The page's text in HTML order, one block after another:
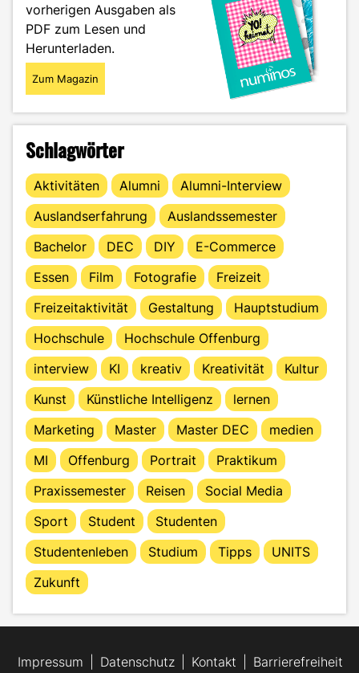
vorherigen Ausgaben als
PDF zum Lesen und
Herunterladen.
Zum Magazin
Schlagwörter
Aktivitäten Alumni
Alumni-Interview
Auslandserfahrung
Auslandssemester
Bachelor
DEC DIY
E-Commerce
Essen
Film Fotografie
Freizeit
Freizeitaktivität
Gestaltung
Hauptstudium
Hochschule
Hochschule Offenburg
interview
KI kreativ Kreativität
Kultur
Kunst
Künstliche Intelligenz
lernen
Marketing
Master Master DEC
medien
MI
Offenburg Portrait
Praktikum
Praxissemester
Reisen
Social Media
Sport
Student
Studenten
Studentenleben
Studium Tipps
UNITS
Zukunft
Impressum Datenschutz Kontakt Barrierefreiheit